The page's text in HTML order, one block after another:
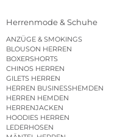
Herrenmode & Schuhe
ANZÜGE & SMOKINGS
BLOUSON HERREN
BOXERSHORTS
CHINOS HERREN
GILETS HERREN
HERREN BUSINESSHEMDEN
HERREN HEMDEN
HERRENJACKEN
HOODIES HERREN
LEDERHOSEN